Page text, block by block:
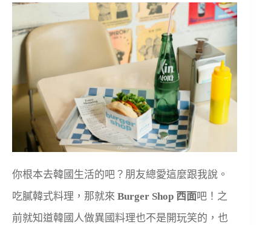
你根本去韓國生活的吧？朋友總愛這麼跟我說。
吃膩韓式料理，那就來 Burger Shop 西面吧！之
前就知道韓國人做異國料理也不是開玩笑的，也